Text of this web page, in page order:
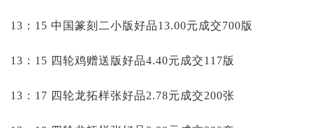
13：15 中国篆刻二小版好品13.00元成交700版
13：15 四轮鸡赠送版好品4.40元成交117版
13：17 四轮龙拓样张好品2.78元成交200张